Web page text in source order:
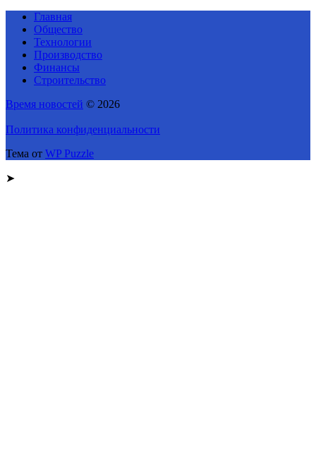
Главная
Общество
Технологии
Производство
Финансы
Строительство
Время новостей © 2026
Политика конфиденциальности
Тема от WP Puzzle
➤